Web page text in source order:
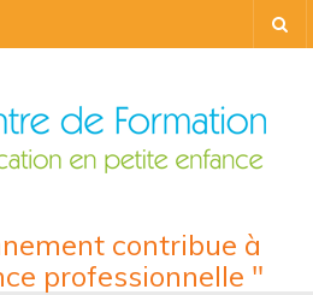
contribue à
professionnelle "